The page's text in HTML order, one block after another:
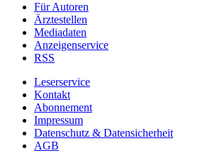
Für Autoren
Ärztestellen
Mediadaten
Anzeigenservice
RSS
Leserservice
Kontakt
Abonnement
Impressum
Datenschutz & Datensicherheit
AGB